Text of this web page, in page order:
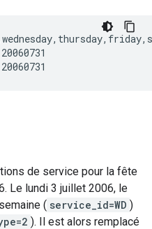
de service pour la fête
Le lundi 3 juillet 2006, le
( service_id=WD )
). Il est alors remplacé